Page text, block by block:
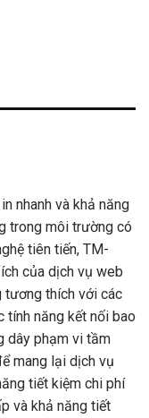
nhanh và khả năng
trong môi trường có
tiên tiến, TM-
của dịch vụ web
tương thích với các
tính năng kết nối bao
dây phạm vi tầm
mang lại dịch vụ
tiết kiệm chi phí
và khả năng tiết